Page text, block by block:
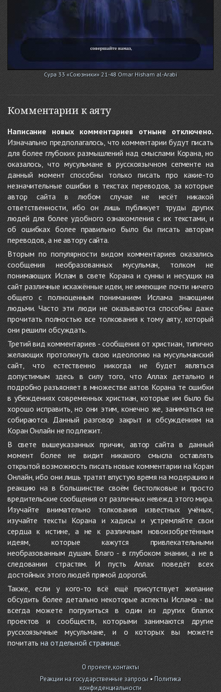
Сура 33 «Союзники» 21-48 Omar Hisham al-Arabi
Комментарии к аяту
Написание новых комментариев отныне отключено.
Изначально предполагалось, что комментарии будут писать
для более глубоких размышлений над смыслами Корана, но
оказалось, что мусульмане в русскоязычном сегменте на
данный момент способны только писать про какие-то
незначительные ошибки в текстах переводов, за которые
автор сайта в любом случае не несёт никакой
ответственности, ибо он лишь публикует труды других
людей для более удобного ознакомления с их текстами, и
об ошибках более правильно было бы писать авторам
переводов, а не автору сайта.
Вторым по популярности видом комментариев оказались
сообщения необразованных мусульман, толком не
понимающих Ислам в свете Корана и сунны и несущих на
сайт различные искажённые идеи, не имеющие почти ничего
общего с полноценным пониманием Ислама знающими
людьми. Часто эти люди не оказываются способны даже
прочитать полностью все толкования к тому аяту, который
они решили обсуждать.
Третий вид комментариев - сообщения от христиан, типично
желающих протолкнуть свою идеологию на мусульманский
сайт, что естественно никогда не будет являться
допустимым здесь в силу того, что Аллах детально и
подробно разъясняет в множестве аятов Корана те ошибки
в убеждениях современных христиан, которые им было бы
хорошо исправить, но они этим, конечно же, заниматься не
собираются. Данный разговор закрыт и обсуждениям на
Коран Онлайн не подлежит.
В свете вышеуказанных причин, автор сайта в данный
момент более не видит никакого смысла оставлять
открытой возможность писать новые комментарии на Коран
Онлайн, ибо они лишь тратят впустую время на модерацию и
реакцию на в большинстве своём бестолковые и просто
вредительские сообщения от различных невежд этого мира.
Изучайте внимательно толкования известных учёных,
изучайте тексты Корана и хадисы и устремляйте свои
сердца к истине, а не к различным новоизобретённым
идеям, которые кажутся привлекательными
необразованным душам. Благо - в глубоком знании, а не в
следовании страстям. И пусть Аллах поведёт всех
достойных этого людей прямой дорогой.
Также, если у кого-то всё ещё присутствует желание
обсудить более детально некоторые аспекты Ислама - вы
всегда можете погрузиться в один из других благих
проектов и сообществ, которыми занимаются другие
русскоязычные мусульмане, и о которых вы можете
почитатьна отдельной странице.
О проекте, контакты
Реакции на государственные запросы •Политика
конфиденциальности